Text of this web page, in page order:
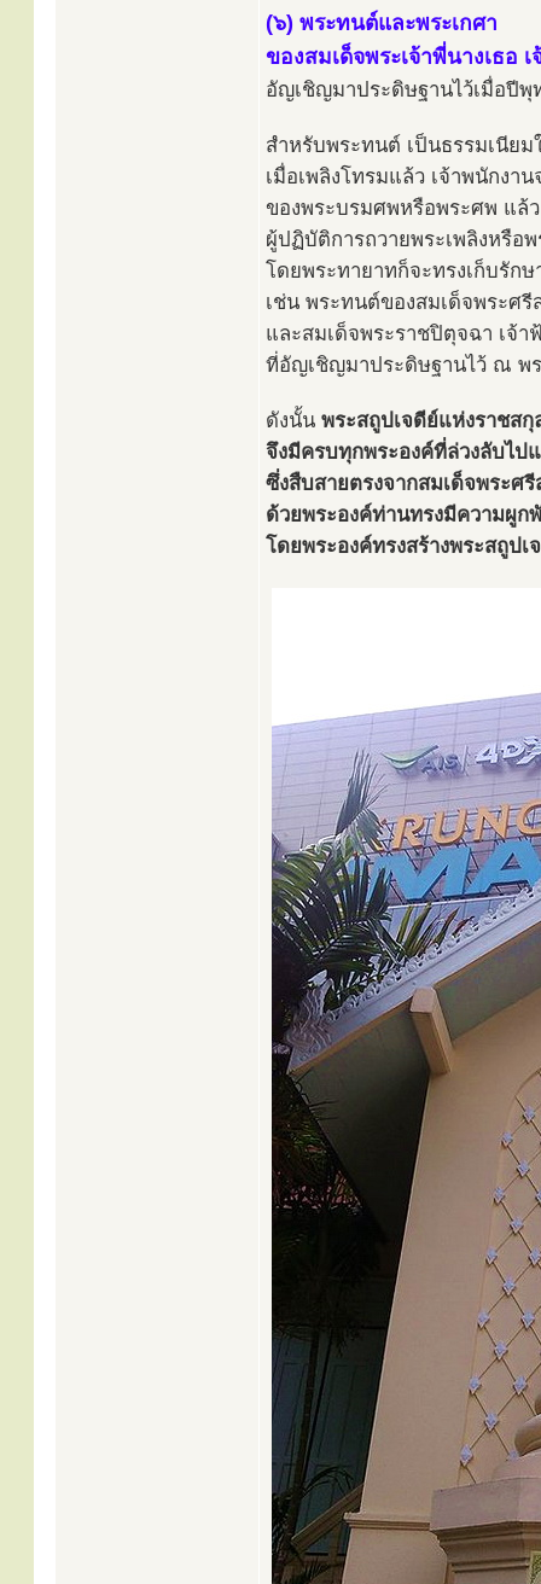
(๖) พระทนต์และพระเกศา
ของสมเด็จพระเจ้าพี่นางเธ
อัญเชิญมาประดิษฐานไว้เมื่อปี
สำหรับพระทนต์ เป็นธรรมเนียม
เมื่อเพลิงโทรมแล้ว เจ้าพนักง
ของพระบรมศพหรือพระศพ แล้ว
ผู้ปฏิบัติการถวายพระเพลิงหรือ
โดยพระทายาทก็จะทรงเก็บรัก
เช่น พระทนต์ของสมเด็จพระศรี
และสมเด็จพระราชปิตุจฉา เจ้
ที่อัญเชิญมาประดิษฐานไว้ ณ พ
ดังนั้น พระสถูปเจดีย์แห่งราชส
จึงมีครบทุกพระองค์ที่ล่วงลับไป
ซึ่งสืบสายตรงจากสมเด็จพระศ
ด้วยพระองค์ท่านทรงมีความผูก
โดยพระองค์ทรงสร้างพระสถูป